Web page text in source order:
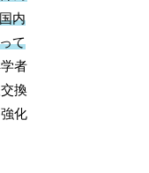
内
て
者
換
化